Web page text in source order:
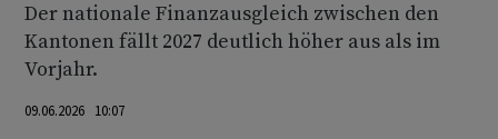
Der nationale Finanzausgleich zwischen den
Kantonen fällt 2027 deutlich höher aus als im
Vorjahr.
09.06.2026 10:07